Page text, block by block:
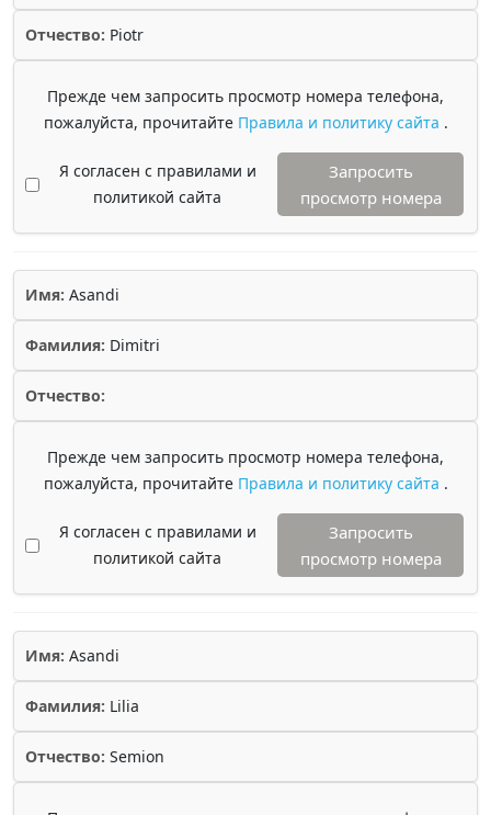
Отчество: Piotr
Прежде чем запросить просмотр номера телефона,
пожалуйста, прочитайте Правила и политику сайта .
Я согласен с правилами и
политикой сайта
Запросить
просмотр номера
Имя: Asandi
Фамилия: Dimitri
Отчество:
Прежде чем запросить просмотр номера телефона,
пожалуйста, прочитайте Правила и политику сайта .
Я согласен с правилами и
политикой сайта
Запросить
просмотр номера
Имя: Asandi
Фамилия: Lilia
Отчество: Semion